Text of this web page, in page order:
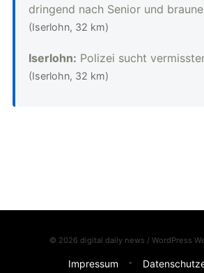
dringend nach Senior und
(Iserlohn, 32 km)
Iserlohn: Polizei sucht
(Iserlohn, 32 km)
© 2026 digital daily news / WordPress
Impressum